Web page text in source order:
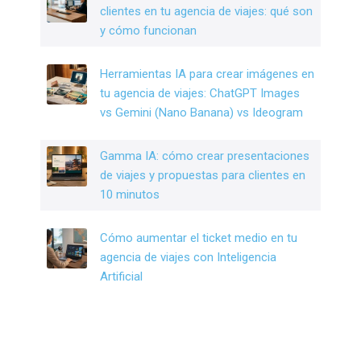
clientes en tu agencia de viajes: qué son
y cómo funcionan
Herramientas IA para crear imágenes en
tu agencia de viajes: ChatGPT Images
vs Gemini (Nano Banana) vs Ideogram
Gamma IA: cómo crear presentaciones
de viajes y propuestas para clientes en
10 minutos
Cómo aumentar el ticket medio en tu
agencia de viajes con Inteligencia
Artificial